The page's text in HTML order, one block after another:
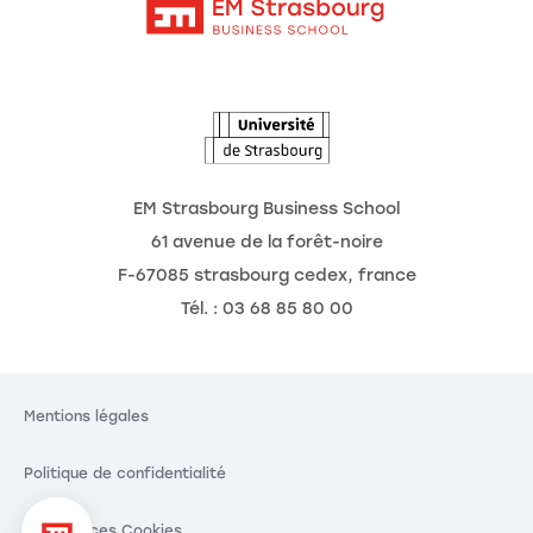
EM Strasbourg Business School
61 avenue de la forêt-noire
F-67085 strasbourg cedex, france
Tél. : 03 68 85 80 00
Mentions légales
Politique de confidentialité